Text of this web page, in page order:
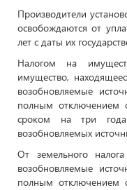
Производители
освобождаются от
лет с даты их
Налогом на
имущество,
возобновляемые
полным отключением
сроком на три года
возобновляемых
От земельного
возобновляемые
полным отключением